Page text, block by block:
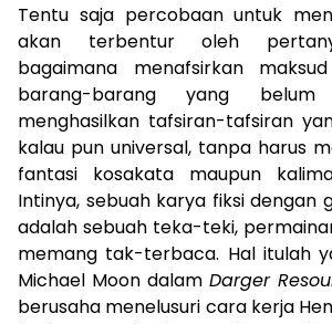
Tentu saja percobaan untuk
akan terbentur oleh
bagaimana menafsirkan
barang-barang yang
menghasilkan tafsiran-tafsiran
kalau pun universal, tanpa harus
fantasi kosakata maupun
Intinya, sebuah karya fiksi dengan
adalah sebuah teka-teki,
memang tak-terbaca. Hal itulah
Michael Moon dalam Darger
berusaha menelusuri cara kerja